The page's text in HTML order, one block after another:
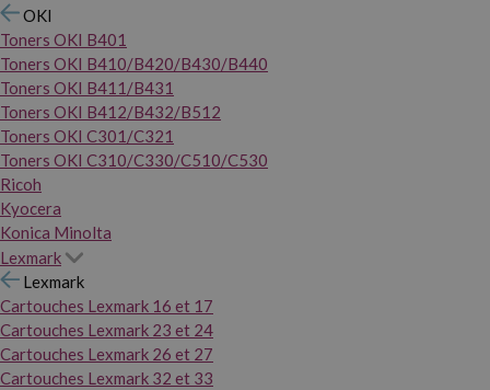
OKI
Toners OKI B401
Toners OKI B410/B420/B430/B440
Toners OKI B411/B431
Toners OKI B412/B432/B512
Toners OKI C301/C321
Toners OKI C310/C330/C510/C530
Ricoh
Kyocera
Konica Minolta
Lexmark
Lexmark
Cartouches Lexmark 16 et 17
Cartouches Lexmark 23 et 24
Cartouches Lexmark 26 et 27
Cartouches Lexmark 32 et 33